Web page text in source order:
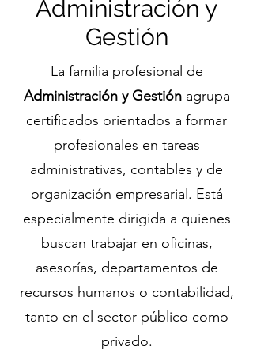
Administración y
Gestión
La familia profesional de
Administración y Gestiónagrupa
certificados orientados a formar
profesionales en tareas
administrativas, contables y de
organización empresarial. Está
especialmente dirigida a quienes
buscan trabajar en oficinas,
asesorías, departamentos de
recursos humanos o contabilidad,
tanto en el sector público como
privado.